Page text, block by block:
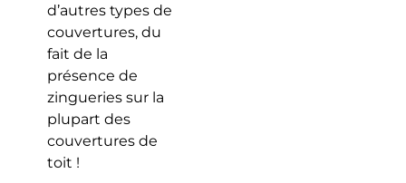
d’autres types de
couvertures, du
fait de la
présence de
zingueries sur la
plupart des
couvertures de
toit !